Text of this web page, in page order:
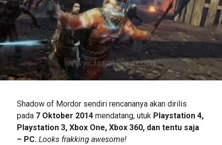
Shadow of Mordor sendiri rencananya akan dirilis
pada7 Oktober 2014mendatang, utuk Playstation 4,
Playstation 3, Xbox One, Xbox 360, dan tentu saja
– PC. Looks frakking awesome!